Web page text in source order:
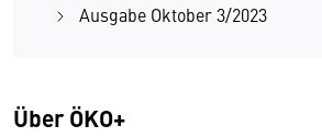
Ausgabe Oktober 3/2023
Über ÖKO+